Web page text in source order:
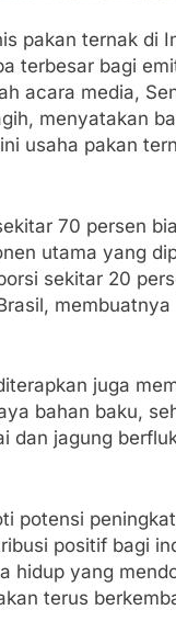
pakan ternak di
terbesar bagi
acara media,
menyatakan
usaha pakan
70 persen
utama yang
sekitar 20
juga
bahan baku,
dan jagung
potensi
positif bagi
hidup yang
terus